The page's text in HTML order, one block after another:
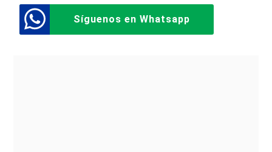
Síguenos en Whatsapp